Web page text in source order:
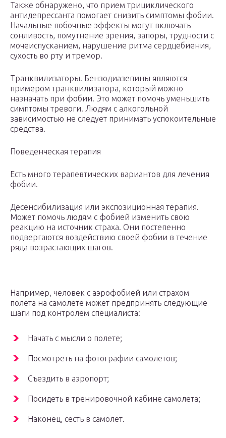
Также обнаружено, что прием трициклического
антидепрессанта помогает снизить симптомы фобии.
Начальные побочные эффекты могут включать
сонливость, помутнение зрения, запоры, трудности с
мочеиспусканием, нарушение ритма сердцебиения,
сухость во рту и тремор.
Транквилизаторы. Бензодиазепины являются
примером транквилизатора, который можно
назначать при фобии. Это может помочь уменьшить
симптомы тревоги. Людям с алкогольной
зависимостью не следует принимать успокоительные
средства.
Поведенческая терапия
Есть много терапевтических вариантов для лечения
фобии.
Десенсибилизация или экспозиционная терапия.
Может помочь людям с фобией изменить свою
реакцию на источник страха. Они постепенно
подвергаются воздействию своей фобии в течение
ряда возрастающих шагов.
Например, человек с аэрофобией или страхом
полета на самолете может предпринять следующие
шаги под контролем специалиста:
Начать с мысли о полете;
Посмотреть на фотографии самолетов;
Съездить в аэропорт;
Посидеть в тренировочной кабине самолета;
Наконец, сесть в самолет.